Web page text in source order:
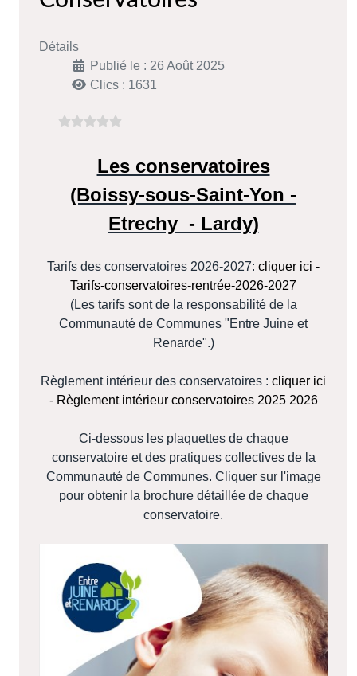
Détails
Publié le : 26 Août 2025
Clics : 1631
Les conservatoires
(Boissy-sous-Saint-Yon -
Etrechy - Lardy)
Tarifs des conservatoires 2026-2027: cliquer ici -
Tarifs-conservatoires-rentrée-2026-2027
(Les tarifs sont de la responsabilité de la
Communauté de Communes "Entre Juine et
Renarde".)
Règlement intérieur des conservatoires : cliquer ici
- Règlement intérieur conservatoires 2025 2026
Ci-dessous les plaquettes de chaque
conservatoire et des pratiques collectives de la
Communauté de Communes. Cliquer sur l'image
pour obtenir la brochure détaillée de chaque
conservatoire.